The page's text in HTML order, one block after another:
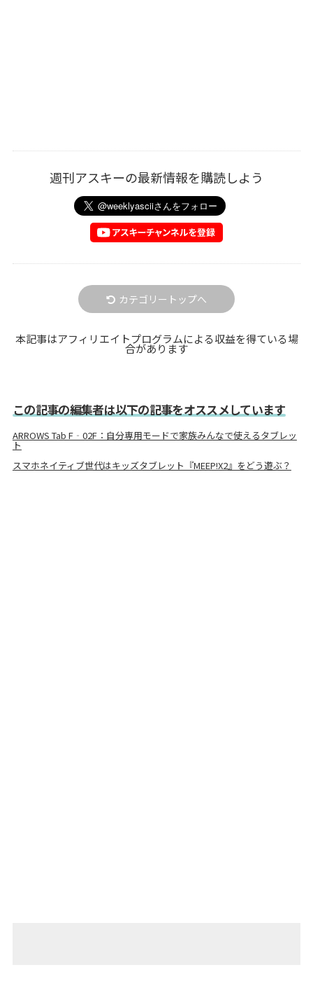
週刊アスキーの最新情報を購読しよう
カテゴリートップへ
本記事はアフィリエイトプログラムによる収益を得ている場
合があります
この記事の編集者は以下の記事をオススメしています
ARROWS Tab F‐02F：自分専用モードで家族みんなで使えるタブレッ
ト
スマホネイティブ世代はキッズタブレット『MEEP!X2』をどう遊ぶ？